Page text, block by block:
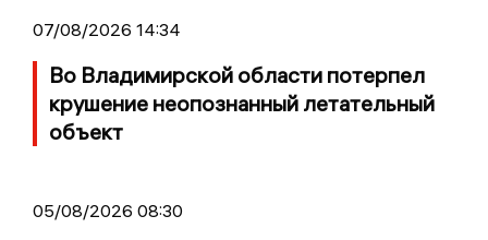
07/08/2026 14:34
Во Владимирской области потерпел
крушение неопознанный летательный
объект
05/08/2026 08:30